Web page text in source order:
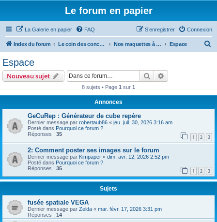
Le forum en papier
La Galerie en papier FAQ Connexion
S’enregistrer
Index du forum Le coin des concepteurs Nos maquettes à télécharger Espace
Espace
Nouveau sujet Rechercher
8 sujets • Page 1 sur 1
Annonces
GeCuRep : Générateur de cube repère
Dernier message par robertaub86 « jeu. juil. 30, 2026 3:16 am
Posté dans Pourquoi ce forum ?
Réponses : 35 1 2 3
2: Comment poster ses images sur le forum
Dernier message par Kimpaper « dim. avr. 12, 2026 2:52 pm
Posté dans Pourquoi ce forum ?
Réponses : 35 1 2 3
Sujets
fusée spatiale VEGA
Dernier message par Zelda « mar. févr. 17, 2026 3:31 pm
Réponses : 14